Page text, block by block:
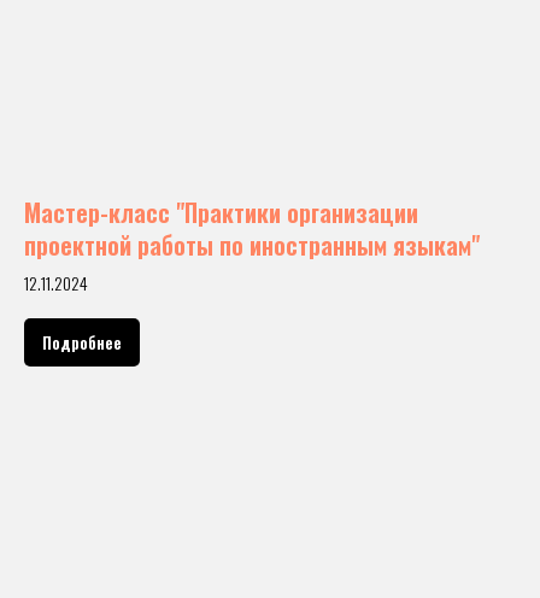
Мастер-класс "Практики организации
проектной работы по иностранным языкам"
12.11.2024
Подробнее